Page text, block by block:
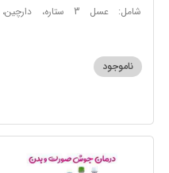
شامل: عسل 3 ستاره، دارچین،
گل، حب تقویت حافظه
ناموجود